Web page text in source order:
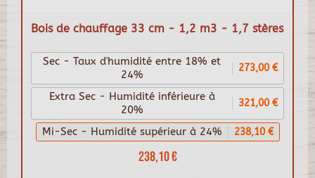
Bois de chauffage 33 cm - 1,2 m3 - 1,7 stères
238,10 €
Sec - Taux d'humidité entre 18% et
24%
273,00 €
Extra Sec - Humidité inférieure à
20%
321,00 €
Mi-Sec - Humidité supérieur à 24% 238,10 €